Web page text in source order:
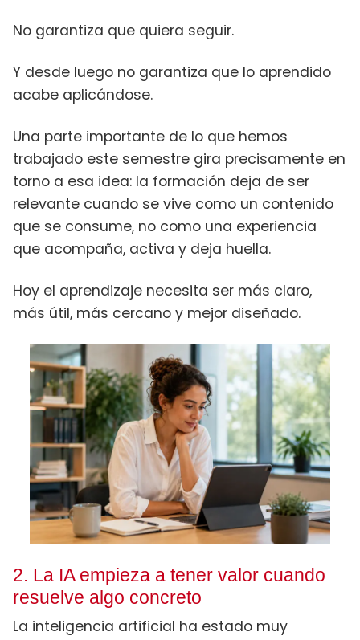
No garantiza que quiera seguir.
Y desde luego no garantiza que lo aprendido
acabe aplicándose.
Una parte importante de lo que hemos
trabajado este semestre gira precisamente en
torno a esa idea: la formación deja de ser
relevante cuando se vive como un contenido
que se consume, no como una experiencia
que acompaña, activa y deja huella.
Hoy el aprendizaje necesita ser más claro,
más útil, más cercano y mejor diseñado.
2. La IA empieza a tener valor cuando
resuelve algo concreto
La inteligencia artificial ha estado muy